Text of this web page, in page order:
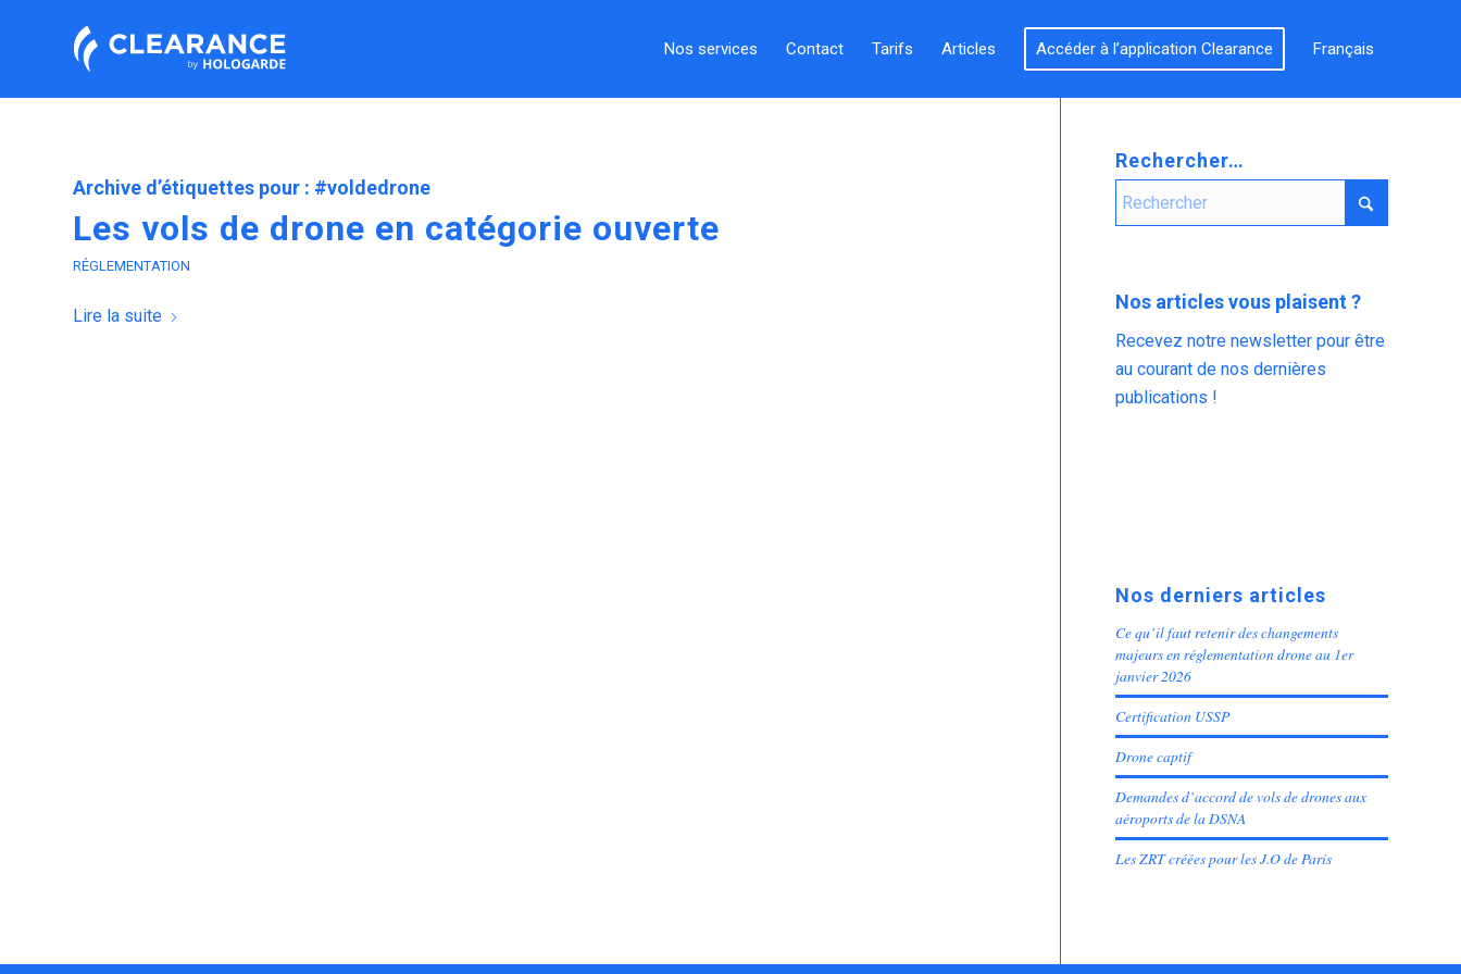
Nos services Contact Tarifs Articles Accéder à l’application Clearance Français
Archive d’étiquettes pour : #voldedrone
Les vols de drone en catégorie ouverte
RÉGLEMENTATION
Lire la suite
Rechercher…
Nos articles vous plaisent ?
Recevez notre newsletter pour être
au courant de nos dernières
publications !
Nos derniers articles
Ce qu’il faut retenir des changements
majeurs en réglementation drone au 1er
janvier 2026
Certification USSP
Drone captif
Demandes d’accord de vols de drones aux
aéroports de la DSNA
Les ZRT créées pour les J.O de Paris